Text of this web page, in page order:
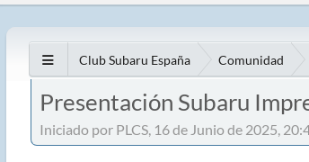
Club Subaru España Comunidad
Presentación Subaru
Iniciado por PLCS, 16 de Junio de 2025,